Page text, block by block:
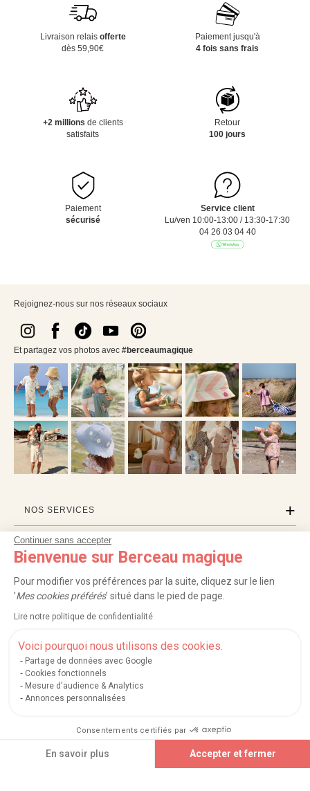
Continuer sans accepter
Bienvenue sur Berceau magique
Pour modifier vos préférences par la suite, cliquez sur le lien
'Mes cookies préférés' situé dans le pied de page.
Lire notre politique de confidentialité
Voici pourquoi nous utilisons des cookies.
Partage de données avec Google
Cookies fonctionnels
Mesure d'audience & Analytics
Annonces personnalisées
Consentements certifiés par
En savoir plus Accepter et fermer
Livraison relais offerte
dès 59,90€
Paiement jusqu'à
4 fois sans frais
+2 millions de clients
satisfaits
Retour
100 jours
Paiement
sécurisé
Service client
Lu/ven 10:00-13:00 / 13:30-17:30
04 26 03 04 40
Rejoignez-nous sur nos réseaux sociaux
Et partagez vos photos avec #berceaumagique
NOS SERVICES
INFORMATIONS
PROFESSIONNELS
Carte cadeau |Retour 100 jours|Moyens de paiement
Service après-vente| FAQ|Rappels de produits
Nos moyens de paiement sécurisés